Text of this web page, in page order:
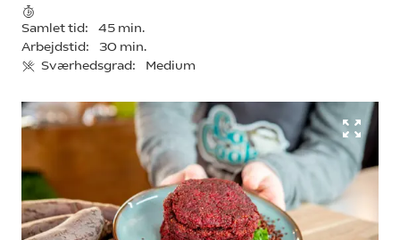
Samlet tid:
45 min.
Arbejdstid:
30 min.
Sværhedsgrad:
Medium